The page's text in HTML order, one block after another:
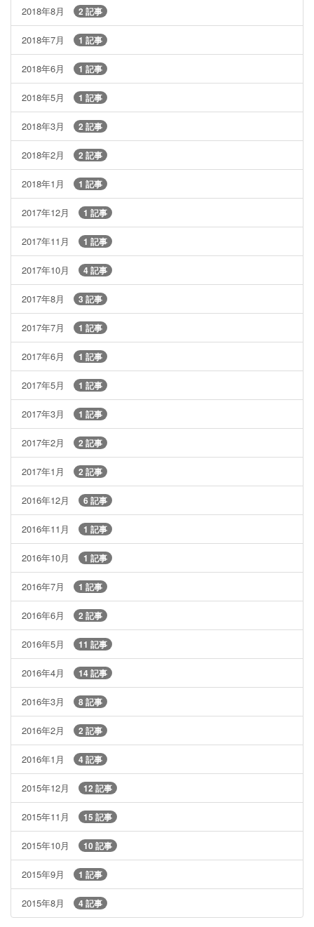
2018年8月 2 記事
2018年7月 1 記事
2018年6月 1 記事
2018年5月 1 記事
2018年3月 2 記事
2018年2月 2 記事
2018年1月 1 記事
2017年12月 1 記事
2017年11月 1 記事
2017年10月 4 記事
2017年8月 3 記事
2017年7月 1 記事
2017年6月 1 記事
2017年5月 1 記事
2017年3月 1 記事
2017年2月 2 記事
2017年1月 2 記事
2016年12月 6 記事
2016年11月 1 記事
2016年10月 1 記事
2016年7月 1 記事
2016年6月 2 記事
2016年5月 11 記事
2016年4月 14 記事
2016年3月 8 記事
2016年2月 2 記事
2016年1月 4 記事
2015年12月 12 記事
2015年11月 15 記事
2015年10月 10 記事
2015年9月 1 記事
2015年8月 4 記事